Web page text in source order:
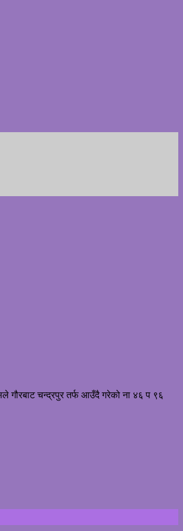
गौरबाट चन्द्रपुर तर्फ आउँदै गरेको ना ४६ प ९६